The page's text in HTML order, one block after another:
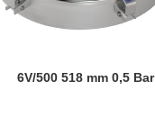
6V/500 518 mm 0,5 Bar